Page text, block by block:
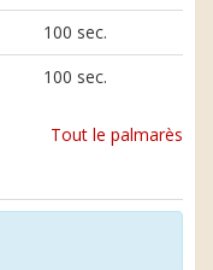
100 sec.
100 sec.
Tout le palmarès